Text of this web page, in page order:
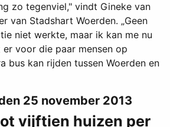
zo tegenviel," vindt Gineke van
van Stadshart Woerden. „Geen
niet werkte, maar ik kan me nu
voor die paar mensen op
bus kan rijden tussen Woerden en
25 november 2013
vijftien huizen per